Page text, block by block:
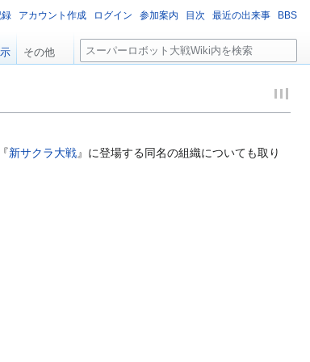
新サクラ大戦』に登場する同名の組織についても取り
アカウント作成 ログイン 参加案内 目次 最近の出来事 BBS
その他
検
索